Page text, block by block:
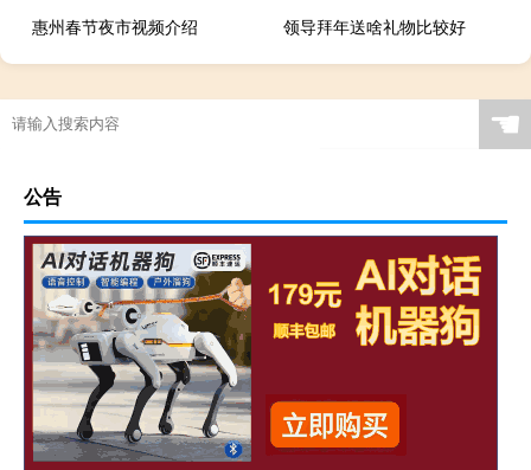
惠州春节夜市视频介绍
领导拜年送啥礼物比较好
☚
公告